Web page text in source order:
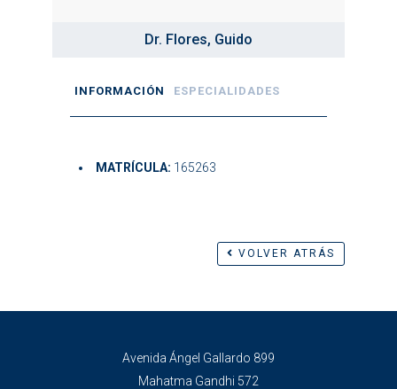
Dr. Flores, Guido
INFORMACIÓN ESPECIALIDADES
MATRÍCULA: 165263
VOLVER ATRÁS
Avenida Ángel Gallardo 899
Mahatma Gandhi 572